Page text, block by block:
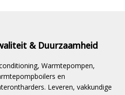
& Duurzaamheid
Warmtepompen,
en
Leveren, vakkundige